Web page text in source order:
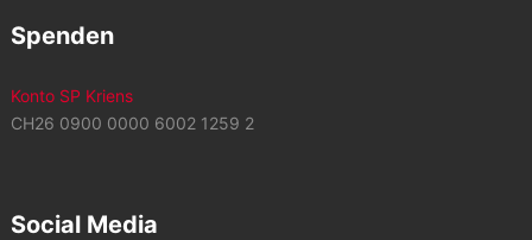
Spenden
Konto SP Kriens
CH26 0900 0000 6002 1259 2
Social Media